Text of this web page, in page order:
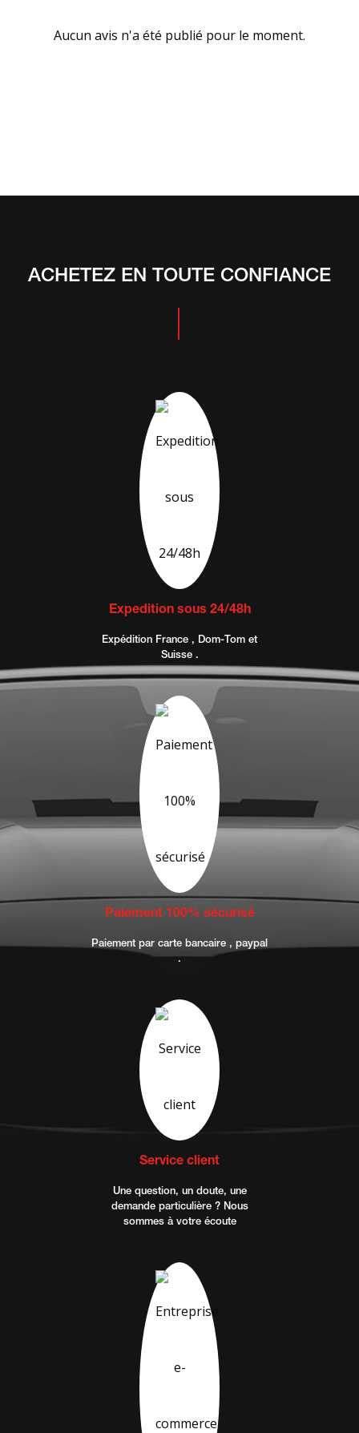
Aucun avis n'a été publié pour le moment.
ACHETEZ EN TOUTE CONFIANCE
Expedition sous 24/48h
Expédition France , Dom-Tom et
Suisse .
Paiement 100% sécurisé
Paiement par carte bancaire , paypal
.
Service client
Une question, un doute, une
demande particulière ? Nous
sommes à votre écoute